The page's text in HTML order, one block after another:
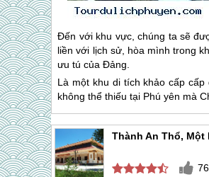
Đến với khu vực, chúng ta sẽ
liền với lịch sử, hòa mình trong
ưu tú của Đảng.
Là một khu di tích khảo cấp
không thể thiếu tại Phú yên mà
Thành An Thổ, Một
76